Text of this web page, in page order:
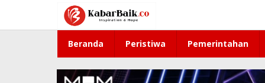
konten
Beranda Peristiwa Pemerintahan